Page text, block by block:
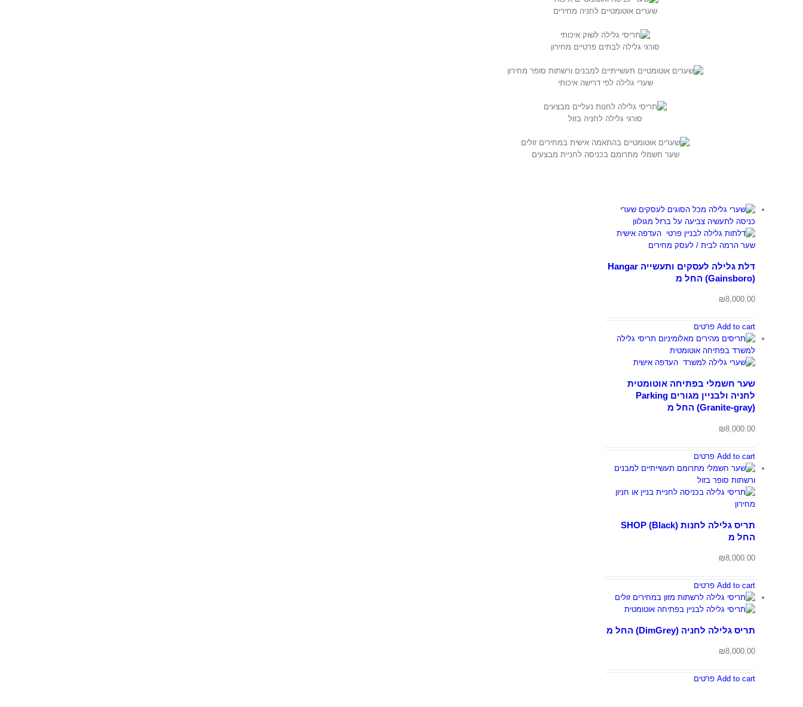
שערים אוטומטיים לחניה מחירים
סורגי גלילה לבתים פרטיים מחירון
שערי גלילה לפי דרישה איכותי
סורגי גלילה לחניה בזול
שער חשמלי מתרומם בכניסה לחניית מבצעים
דלת גלילה לעסקים ותעשייה Hangar
(Gainsboro) החל מ
₪8,000.00
Add to cart פרטים
שער חשמלי בפתיחה אוטומטית
לחניה ולבניין מגורים Parking
(Granite-gray) החל מ
₪8,000.00
Add to cart פרטים
תריס גלילה לחנות SHOP (Black)
החל מ
₪8,000.00
Add to cart פרטים
תריס גלילה לחניה (DimGrey) החל מ
₪8,000.00
Add to cart פרטים